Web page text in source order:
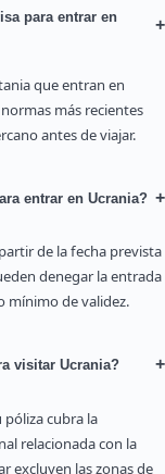
para entrar en
+
que entran en
más recientes
antes de viajar.
entrar en Ucrania? +
de la fecha prevista
denegar la entrada
mínimo de validez.
visitar Ucrania? +
póliza cubra la
relacionada con la
excluyen las zonas de